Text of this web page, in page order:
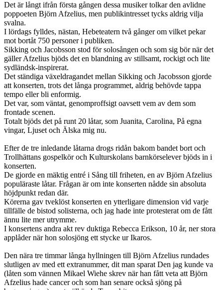
Det är långt ifrån första gången dessa musiker tolkar den avlidne
poppoeten Björn Afzelius, men publikintresset tycks aldrig vilja
svalna.
I lördags fylldes, nästan, Hebeteatern två gånger om vilket pekar
mot bortåt 750 personer i publiken.
Sikking och Jacobsson stod för solosången och som sig bör när det
gäller Afzelius bjöds det en blandning av stillsamt, rockigt och lite
sydländsk-inspirerat.
Det ständiga växeldragandet mellan Sikking och Jacobsson gjorde
att konserten, trots det långa programmet, aldrig behövde tappa
tempo eller bli enformig.
Det var, som väntat, genomproffsigt oavsett vem av dem som
frontade scenen.
Totalt bjöds det på runt 20 låtar, som Juanita, Carolina, På egna
vingar, Ljuset och Älska mig nu.
Efter de tre inledande låtarna drogs ridån bakom bandet bort och
Trollhättans gospelkör och Kulturskolans barnkörselever bjöds in i
konserten.
De gjorde en mäktig entré i Sång till friheten, en av Björn Afzelius
populäraste låtar. Frågan är om inte konserten nådde sin absoluta
höjdpunkt redan där.
Körerna gav tveklöst konserten en ytterligare dimension vid varje
tillfälle de bistod solisterna, och jag hade inte protesterat om de fått
ännu lite mer utrymme.
I konsertens andra akt rev duktiga Rebecca Erikson, 10 år, ner stora
applåder när hon solosjöng ett stycke ur Ikaros.
Den nära tre timmar långa hyllningen till Björn Afzelius rundades
slutligen av med ett extranummer, dit man sparat Den jag kunde va
(låten som vännen Mikael Wiehe skrev när han fått veta att Björn
Afzelius hade cancer och som han senare också sjöng på